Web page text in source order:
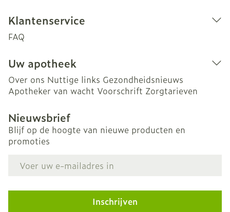
Klantenservice
FAQ
Uw apotheek
Over ons Nuttige links Gezondheidsnieuws
Apotheker van wacht Voorschrift Zorgtarieven
Nieuwsbrief
Blijf op de hoogte van nieuwe producten en
promoties
Inschrijven